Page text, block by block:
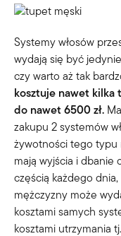
Systemy włosów
wydają się być
czy warto aż tak
kosztuje nawet kilka
do nawet 6500 zł.
zakupu 2 systemów
żywotności tego typu
mają wyjścia i dbanie
częścią każdego
mężczyzny może
kosztami samych
kosztami utrzymania